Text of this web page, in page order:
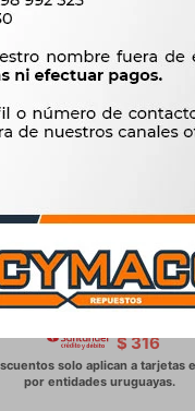
- HILLMAN
$316